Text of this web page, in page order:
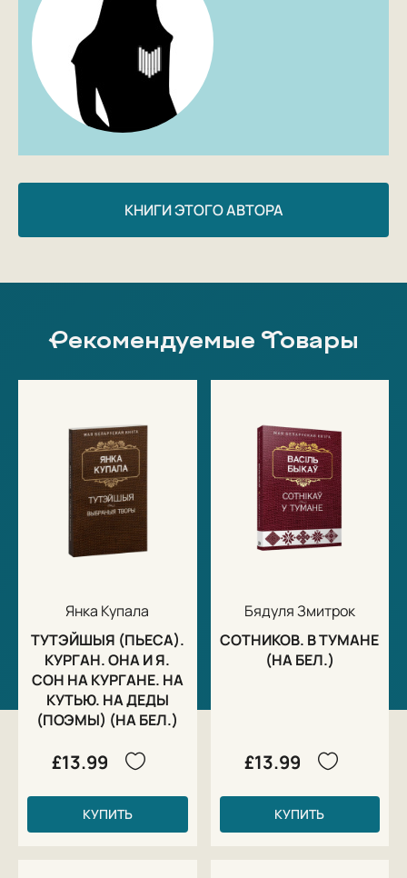
КНИГИ ЭТОГО АВТОРА
Рекомендуемые Товары
Янка Купала
ТУТЭЙШЫЯ (ПЬЕСА).
КУРГАН. ОНА И Я.
СОН НА КУРГАНЕ. НА
КУТЬЮ. НА ДЕДЫ
(ПОЭМЫ) (НА БЕЛ.)
£13.99
КУПИТЬ
Бядуля Змитрок
СОТНИКОВ. В ТУМАНЕ
(НА БЕЛ.)
£13.99
КУПИТЬ